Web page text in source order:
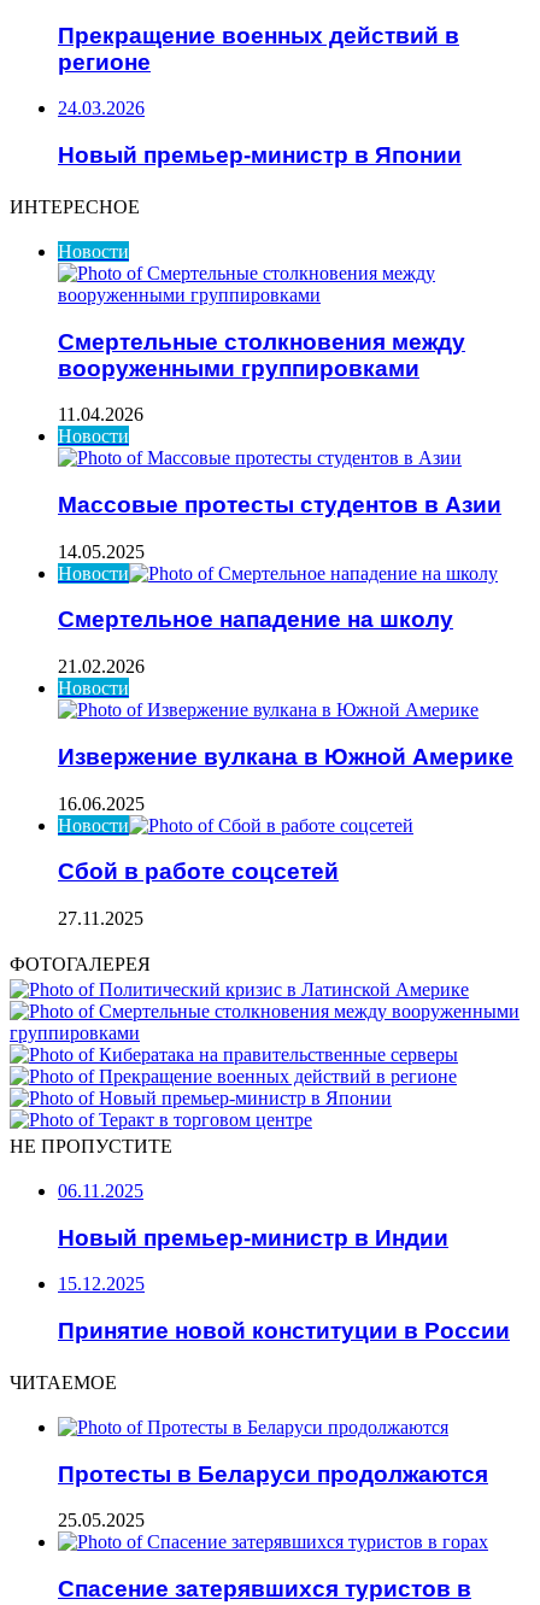
Прекращение военных действий в
регионе
24.03.2026
Новый премьер-министр в Японии
ИНТЕРЕСНОЕ
Новости
Смертельные столкновения между
вооруженными группировками
11.04.2026
Новости
Массовые протесты студентов в Азии
14.05.2025
Новости
Смертельное нападение на школу
21.02.2026
Новости
Извержение вулкана в Южной Америке
16.06.2025
Новости
Сбой в работе соцсетей
27.11.2025
ФОТОГАЛЕРЕЯ
НЕ ПРОПУСТИТЕ
06.11.2025
Новый премьер-министр в Индии
15.12.2025
Принятие новой конституции в России
ЧИТАЕМОЕ
Протесты в Беларуси продолжаются
25.05.2025
Спасение затерявшихся туристов в